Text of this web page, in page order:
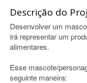
Descrição do
Desenvolver um
irá representar um
alimentares.
Esse mascote/
seguinte maneira: